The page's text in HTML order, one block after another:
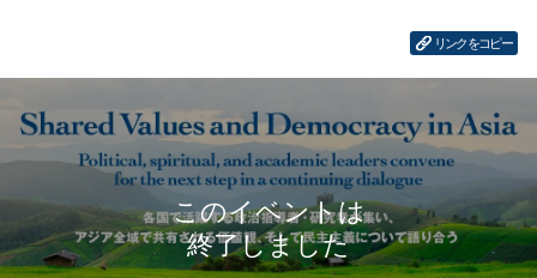
リンクをコピー